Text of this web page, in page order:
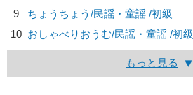
9
ちょうちょう/民謡・童謡 /初級
10 おしゃべりおうむ/民謡・童謡 /初級
もっと見る